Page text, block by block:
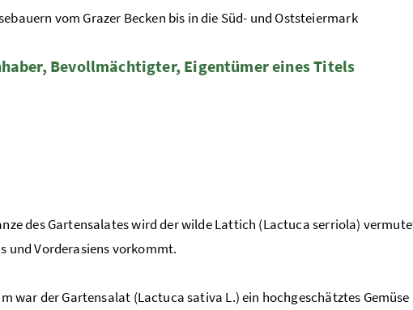
vom Grazer Becken bis in die Süd- und Oststeiermark
Bevollmächtigter, Eigentümer eines Titels
des Gartensalates wird der wilde Lattich (Lactuca serriola)
und Vorderasiens vorkommt.
war der Gartensalat (Lactuca sativa L.) ein hochgeschätztes